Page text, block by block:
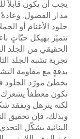
يجب أن يكون قابلاً
مدار الفصول.
جلود الأغنام أو
تتميّز بهيكل حبّاتٍ
الحقيقي من الجلد
بدقةٍ مع مقاومة
يخطئ مورّد الجلود
تكون معطفاً يشعرك
لكنه يترهل ويفقد
وبذلك، فإن تحقيق
البنائية يشكّل